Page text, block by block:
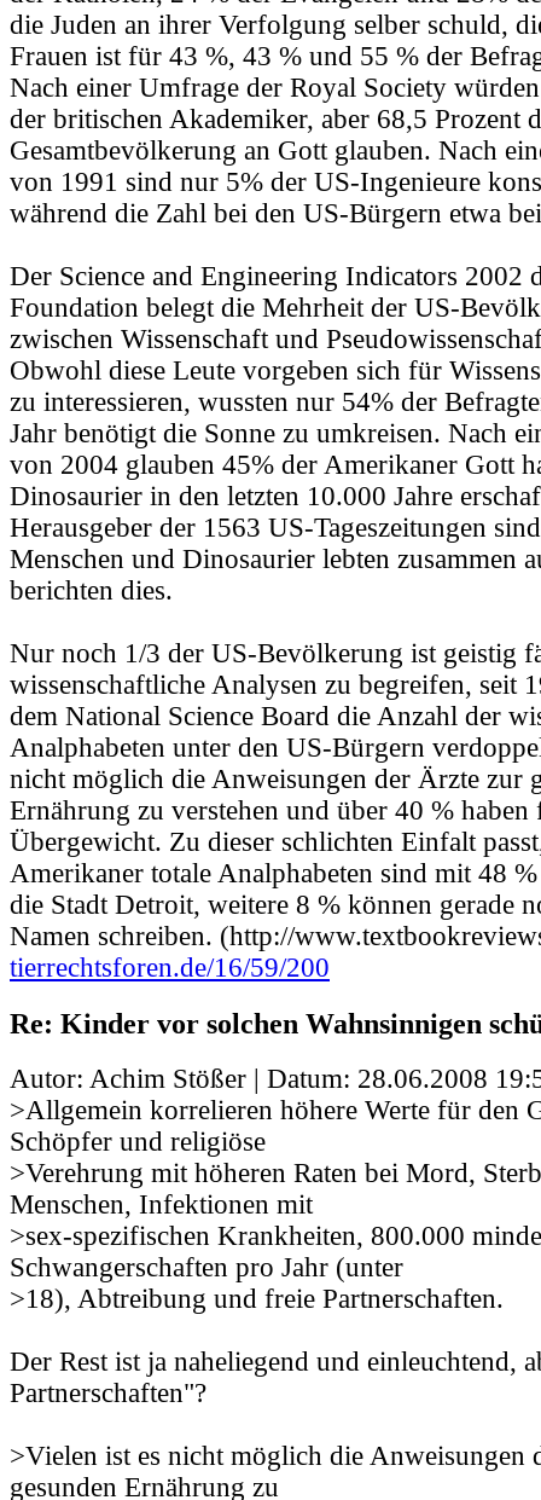
die Juden an ihrer Verfolgung selber schuld,
Frauen ist für 43 %, 43 % und 55 % der
Nach einer Umfrage der Royal Society
der britischen Akademiker, aber 68,5 Prozent
Gesamtbevölkerung an Gott glauben. Nach
von 1991 sind nur 5% der US-Ingenieure
während die Zahl bei den US-Bürgern etwa
Der Science and Engineering Indicators 2002
Foundation belegt die Mehrheit der US-
zwischen Wissenschaft und
Obwohl diese Leute vorgeben sich für
zu interessieren, wussten nur 54% der
Jahr benötigt die Sonne zu umkreisen. Nach
von 2004 glauben 45% der Amerikaner Gott
Dinosaurier in den letzten 10.000 Jahre
Herausgeber der 1563 US-Tageszeitungen
Menschen und Dinosaurier lebten zusammen
berichten dies.
Nur noch 1/3 der US-Bevölkerung ist geistig
wissenschaftliche Analysen zu begreifen, seit
dem National Science Board die Anzahl der
Analphabeten unter den US-Bürgern
nicht möglich die Anweisungen der Ärzte zur
Ernährung zu verstehen und über 40 % haben
Übergewicht. Zu dieser schlichten Einfalt
Amerikaner totale Analphabeten sind mit 48
die Stadt Detroit, weitere 8 % können gerade
Namen schreiben. (http://
tierrechtsforen.de/16/59/200
Re: Kinder vor solchen Wahnsinnigen
Autor: Achim Stößer | Datum: 28.06.2008
>Allgemein korrelieren höhere Werte für den
Schöpfer und religiöse
>Verehrung mit höheren Raten bei Mord,
Menschen, Infektionen mit
>sex-spezifischen Krankheiten, 800.000
Schwangerschaften pro Jahr (unter
>18), Abtreibung und freie Partnerschaften.
Der Rest ist ja naheliegend und einleuchtend,
Partnerschaften"?
>Vielen ist es nicht möglich die Anweisungen
gesunden Ernährung zu